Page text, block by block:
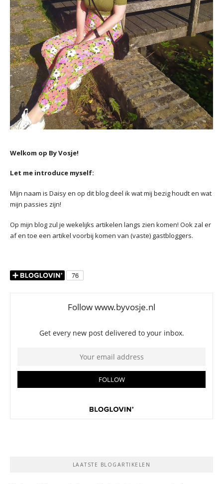
Welkom op By Vosje!
Let me introduce myself:
Mijn naam is Daisy en op dit blog deel ik wat mij bezig houdt en wat
mijn passies zijn!
Op mijn blog zul je wekelijks artikelen langs zien komen! Ook zal er
af en toe een artikel voorbij komen van (vaste) gastbloggers.
LAATSTE BLOGARTIKELEN